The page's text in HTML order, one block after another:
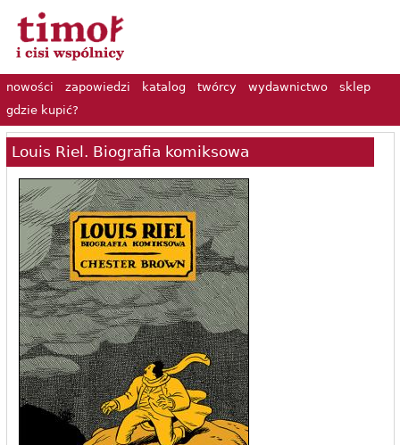
nowości zapowiedzi katalog twórcy wydawnictwo
sklep
gdzie kupić?
Louis Riel. Biografia komiksowa